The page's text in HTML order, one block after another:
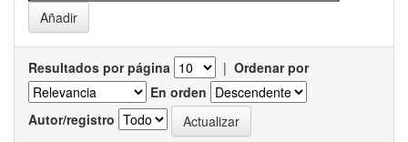
Resultados por página | Ordenar por
En orden
Autor/registro